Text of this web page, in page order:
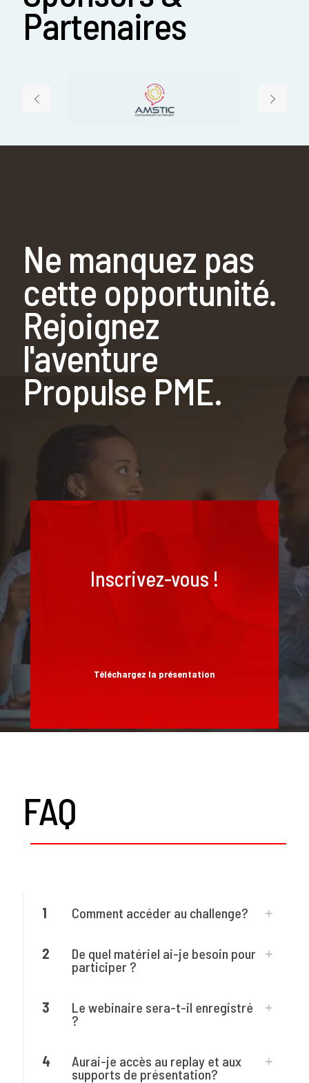
Partenaires
Ne manquez pas
cette opportunité.
Rejoignez
l'aventure
Propulse PME.
Inscrivez-vous !
Téléchargez la présentation
FAQ
1 Comment accéder au challenge?
2 De quel matériel ai-je besoin pour
participer ?
3 Le webinaire sera-t-il enregistré
?
4 Aurai-je accès au replay et aux
supports de présentation?